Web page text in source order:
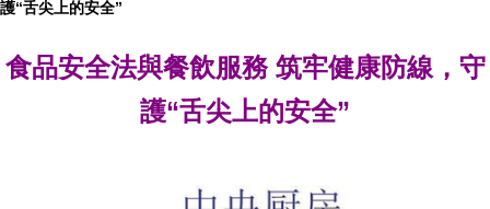
護“舌尖上的安全”
食品安全法與餐飲服務 筑牢健康防線，守
護“舌尖上的安全”